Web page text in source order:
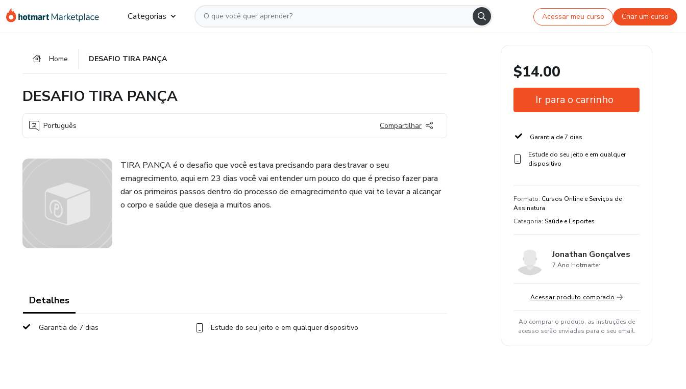
para
para
para
Categorias Acessar meu curso Criar um curso
Home DESAFIO TIRA PANÇA
DESAFIO TIRA PANÇA
Português Compartilhar
TIRA PANÇA é o desafio que você estava precisando para destravar o seu
emagrecimento, aqui em 23 dias você vai entender um pouco do que é preciso fazer para
dar os primeiros passos dentro do processo de emagrecimento que vai te levar a alcançar
o corpo e saúde que deseja a muitos anos.
Detalhes
Garantia de 7 dias Estude do seu jeito e em qualquer dispositivo
$14.00
Ir para o carrinho
Garantia de 7 dias
Estude do seu jeito e em qualquer
dispositivo
Formato: Cursos Online e Serviços de
Assinatura
Categoria: Saúde e Esportes
Jonathan Gonçalves
7 Ano Hotmarter
Acessar produto comprado
Ao comprar o produto, as instruções de
acesso serão enviadas para o seu email.